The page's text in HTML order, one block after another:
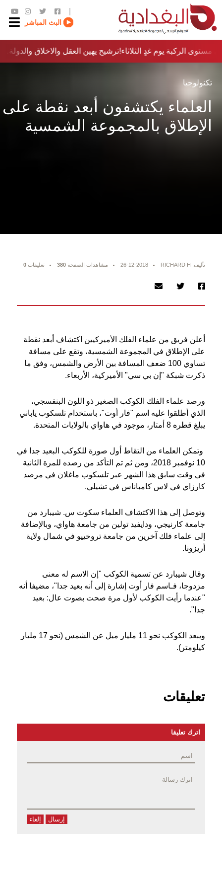
البث المباشر
ترشيح يهين العقل والاخلاق والدولة…؟!مستوى الركبة يوم غدٍ الثلاثاء
تكنولوجيا
العلماء يكتشفون أبعد نقطة على
الإطلاق بالمجموعة الشمسية
تأليف: RICHARD H 26-12-2018 مشاهدات الصفحة 380 تعليقات 0
أعلن فريق من علماء الفلك الأميركيين اكتشاف أبعد نقطة
على الإطلاق في المجموعة الشمسية، وتقع على مسافة
تساوي 100 ضعف المسافة بين الأرض والشمس، وفق ما
ذكرت شبكة "إن بي سي" الأميركية، الأربعاء.
ورصد علماء الفلك الكوكب الصغير ذو اللون البنفسجي،
الذي أطلقوا عليه اسم "فار أوت"، باستخدام تلسكوب ياباني
يبلغ قطره 8 أمتار، موجود في هاواي بالولايات المتحدة.
وتمكن العلماء من التقاط أول صورة للكوكب البعيد جدا في
10 نوفمبر 2018، ومن ثم تم التأكد من رصده للمرة الثانية
في وقت سابق هذا الشهر عبر تلسكوب ماغلان في مرصد
كارزاي في لاس كامباناس في تشيلي.
وتوصل إلى هذا الاكتشاف العلماء سكوت س. شيبارد من
جامعة كارنيجي، ودايفيد تولين من جامعة هاواي، وبالإضافة
إلى علماء فلك آخرين من جامعة تروخييو في شمال ولاية
أريزونا.
وقال شيبارد عن تسمية الكوكب "إن الاسم له معنى
مزدوجا، فـاسم فار أوت إشارة إلى أنه بعيد جدا"، مضيفا أنه
"عندما رأيت الكوكب لأول مرة صحت بصوت عال: بعيد
جدا".
ويبعد الكوكب نحو 11 مليار ميل عن الشمس (نحو 17 مليار
كيلومتر).
تعليقات
اترك تعليقا
إرسال إلغاء